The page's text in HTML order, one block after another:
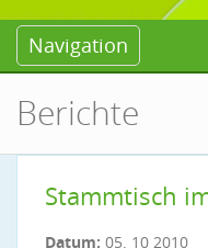
Navigation
Berichte
Stammtisch
Datum: 05. 10 2010